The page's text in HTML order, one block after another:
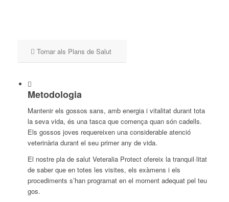
Tornar als Plans de Salut
Metodologia
Mantenir els gossos sans, amb energia i vitalitat durant tota
la seva vida, és una tasca que comença quan són cadells.
Els gossos joves requereixen una considerable atenció
veterinària durant el seu primer any de vida.
El nostre pla de salut Veteralia Protect ofereix la tranquil·litat
de saber que en totes les visites, els exàmens i els
procediments s’han programat en el moment adequat pel teu
gos.